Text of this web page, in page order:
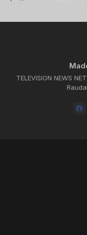
TELEVISION NEWS